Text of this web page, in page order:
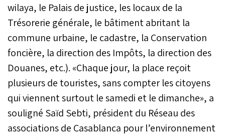
wilaya, le Palais de justice, les locaux de la
Trésorerie générale, le bâtiment abritant la
commune urbaine, le cadastre, la Conservation
foncière, la direction des Impôts, la direction des
Douanes, etc.). «Chaque jour, la place reçoit
plusieurs de touristes, sans compter les citoyens
qui viennent surtout le samedi et le dimanche», a
souligné Saïd Sebti, président du Réseau des
associations de Casablanca pour l’environnement